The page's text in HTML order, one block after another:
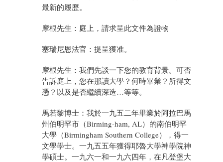
最新的履歷。
摩根先生：庭上，請求呈此文件為證物
塞瑞尼恩法官：提呈獲准。
摩根先生：我們先談一下您的教育背景。可否
告訴庭上，您在那讀大學？何時畢業？所得文
憑？以及是否繼續深造…等等。
馬若黎博士：我於一九五二年畢業於阿拉巴馬
州伯明罕市（Birming-ham, AL）的南伯明罕
大學（Birmingham Southern College），得一
文學學士。一九五五年獲得耶魯大學神學院神
學碩士。一九六一和一九六四年，在凡登堡大